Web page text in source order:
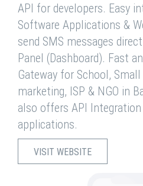
API for developers. Easy
Software Applications &
send SMS messages
Panel (Dashboard). Fast
Gateway for School,
marketing, ISP & NGO in
also offers API
applications.
VISIT WEBSITE